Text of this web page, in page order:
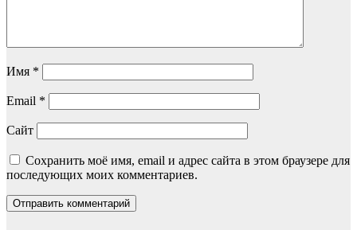
Имя *
Email *
Сайт
Сохранить моё имя, email и адрес сайта в этом браузере для
последующих моих комментариев.